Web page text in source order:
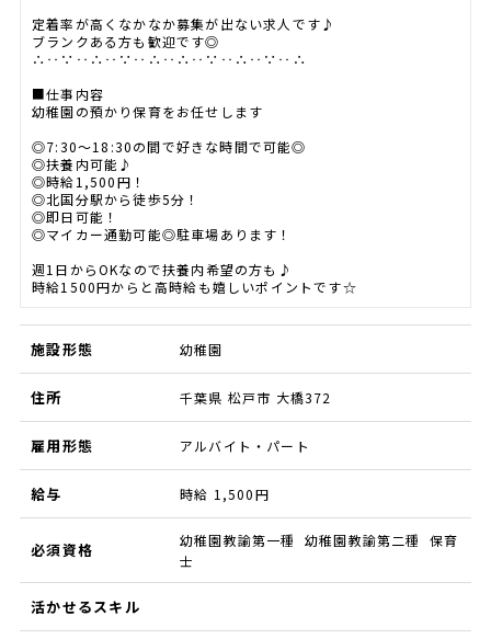
定着率が高くなかなか募集が出ない求人です♪
ブランクある方も歓迎です◎
∴‥∵‥∴‥∵‥∴‥∴‥∵‥∴‥∵‥∴
■仕事内容
幼稚園の預かり保育をお任せします
◎7:30～18:30の間で好きな時間で可能◎
◎扶養内可能♪
◎時給1,500円！
◎北国分駅から徒歩5分！
◎即日可能！
◎マイカー通勤可能◎駐車場あります！
週1日からOKなので扶養内希望の方も♪
時給1500円からと高時給も嬉しいポイントです☆
施設形態 幼稚園
住所 千葉県 松戸市 大橋372
雇用形態 アルバイト・パート
給与 時給 1,500円
必須資格
幼稚園教諭第一種 幼稚園教諭第二種 保育
士
活かせるスキル